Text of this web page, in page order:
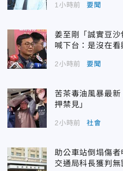
1小時前 要聞
姜至剛「誠實豆
喊下台：是沒在看
2小時前 要聞
苦茶毒油風暴最
押禁見」
2小時前 社會
助公車站倒塌傷
交通局科長獲判無